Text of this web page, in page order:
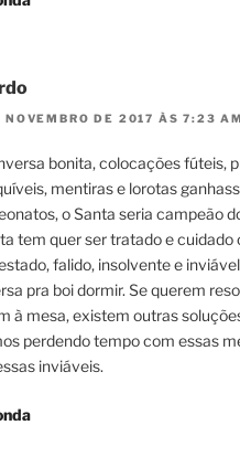
NOVEMBRO DE 2017 ÀS 7:23 AM
bonita, colocações fúteis,
mentiras e lorotas
o Santa seria campeão
tem quer ser tratado e
falido, insolvente e
pra boi dormir. Se querem
à mesa, existem outras
perdendo tempo com essas
inviáveis.